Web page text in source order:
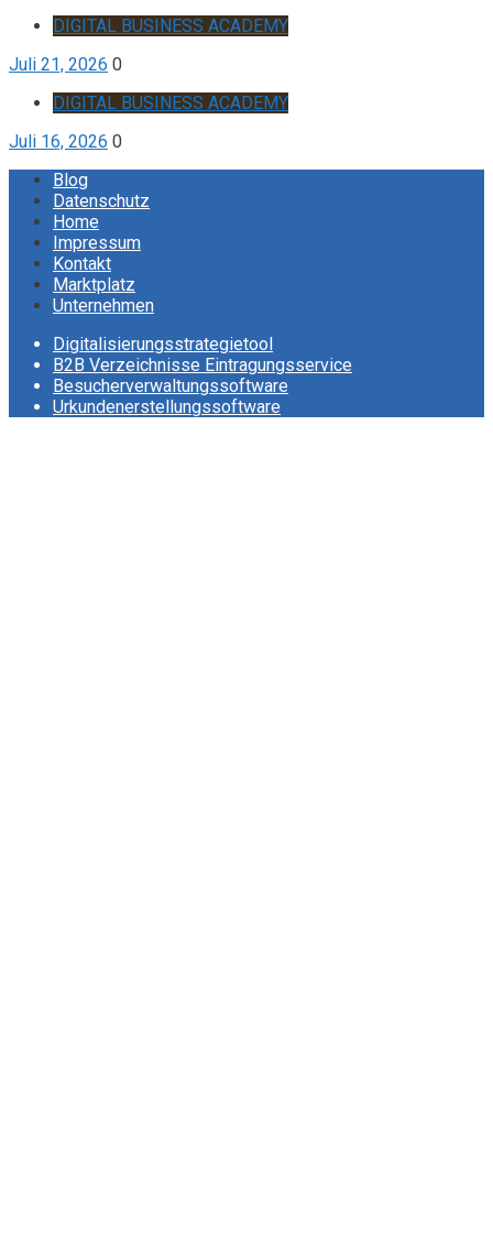
DIGITAL BUSINESS ACADEMY
Juli 21, 2026 0
DIGITAL BUSINESS ACADEMY
Juli 16, 2026 0
Blog
Datenschutz
Home
Impressum
Kontakt
Marktplatz
Unternehmen
Digitalisierungsstrategietool
B2B Verzeichnisse Eintragungsservice
Besucherverwaltungssoftware
Urkundenerstellungssoftware